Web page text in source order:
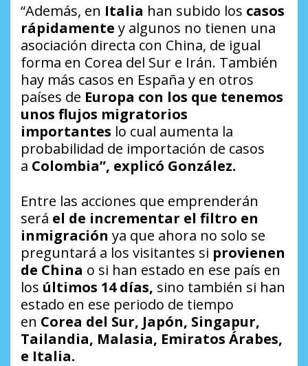
“Además, en Italia han subido los casos
rápidamente y algunos no tienen una
asociación directa con China, de igual
forma en Corea del Sur e Irán. También
hay más casos en España y en otros
países de Europa con los que tenemos
unos flujos migratorios
importantes lo cual aumenta la
probabilidad de importación de casos
a Colombia”, explicó González.
Entre las acciones que emprenderán
será el de incrementar el filtro en
inmigración ya que ahora no solo se
preguntará a los visitantes si provienen
de China o si han estado en ese país en
los últimos 14 días, sino también si han
estado en ese periodo de tiempo
en Corea del Sur, Japón, Singapur,
Tailandia, Malasia, Emiratos Árabes,
e Italia.